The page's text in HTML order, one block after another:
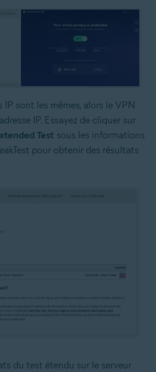
IP sont les mêmes, alors le VPN
IP. Essayez de cliquer sur
Test sous les informations
pour obtenir des résultats
du test étendu sur le serveur